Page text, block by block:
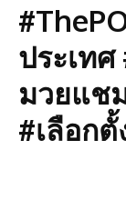
ประเท
มวยแช
#เลือก